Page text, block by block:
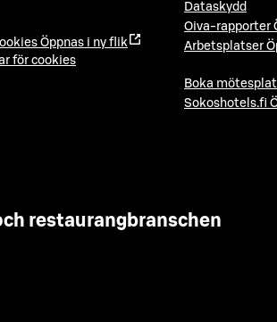
Öppnas i ny flik
för cookies
Dataskydd
Oiva-rapporter
Arbetsplatser
Boka
Sokoshotels.fi
restaurangbranschen